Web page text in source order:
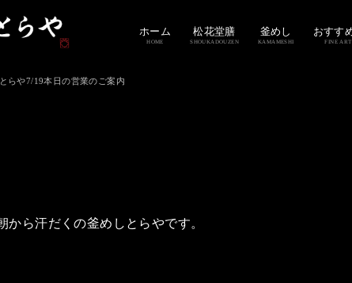
ホーム
HOME
松花堂膳
SHOUKADOUZEN
釜めし
KAMAMESHI
おすす
FINE
らや7/19本日の営業のご案内
から汗だくの釜めしとらやです。